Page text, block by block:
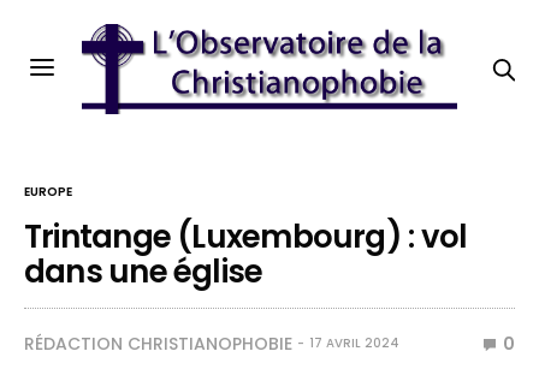
EUROPE
Trintange (Luxembourg) : vol
dans une église
RÉDACTION CHRISTIANOPHOBIE 17 AVRIL 2024 0